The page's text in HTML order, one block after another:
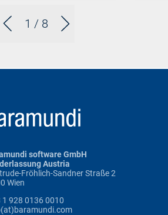
1 / 8
software GmbH
Austria
Fröhlich-Sandner Straße 2
Wien
1 928 0136 0010